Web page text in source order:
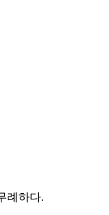
례하다.